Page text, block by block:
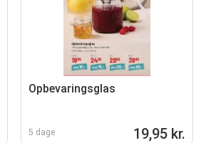
Opbevaringsglas
5 dage 19,95 kr.